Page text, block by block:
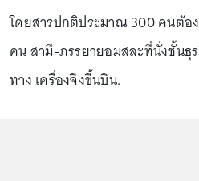
โดยสารปกติประมาณ 300 คนต้อ
คน สามี-ภรรยายอมสละที่นั่งชั้นธุ
ทาง เครื่องจึงขึ้นบิน.